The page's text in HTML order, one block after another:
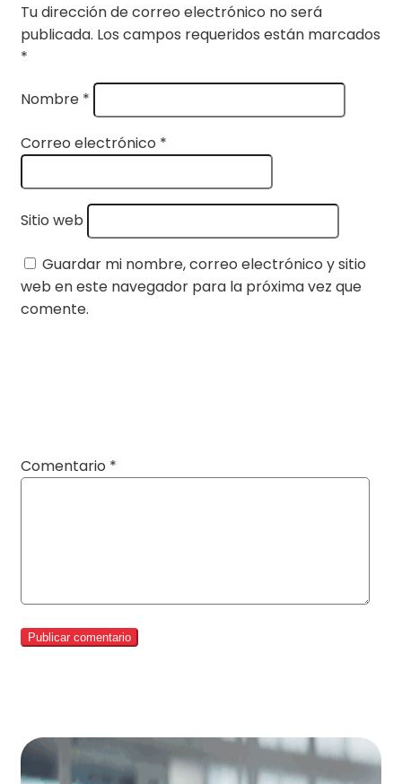
Tu dirección de correo electrónico no será
publicada. Los campos requeridos están marcados
*
Nombre *
Correo electrónico *
Sitio web
Guardar mi nombre, correo electrónico y sitio
web en este navegador para la próxima vez que
comente.
Comentario *